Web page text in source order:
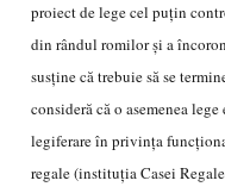
proiect de lege cel puțin
din rândul romilor și a
susține că trebuie să se
consideră că o asemenea
legiferare în privința
regale (instituția Casei